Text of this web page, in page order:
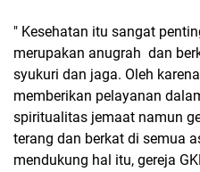
" Kesehatan itu sangat
merupakan anugrah dan
syukuri dan jaga. Oleh
memberikan pelayanan
spiritualitas jemaat namun
terang dan berkat di semua
mendukung hal itu, gereja